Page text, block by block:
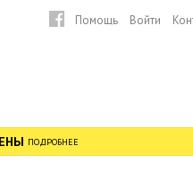
Помощь Войти
ПОДРОБНЕЕ